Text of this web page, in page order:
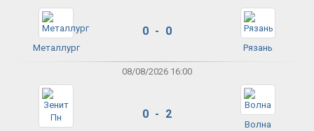
Металлург
0 - 0
Рязань
08/08/2026 16:00
0 - 2
Волна